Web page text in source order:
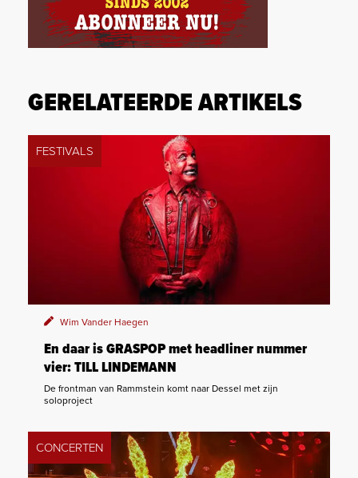
GERELATEERDE ARTIKELS
FESTIVALS
Wim Vander Haegen
En daar is GRASPOP met headliner nummer
vier: TILL LINDEMANN
De frontman van Rammstein komt naar Dessel met zijn
soloproject
CONCERTEN